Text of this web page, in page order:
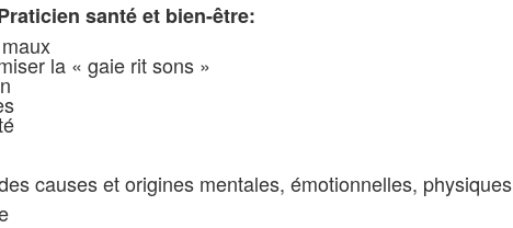
santé et bien-être:
la « gaie rit sons »
causes et origines mentales, émotionnelles, physiques